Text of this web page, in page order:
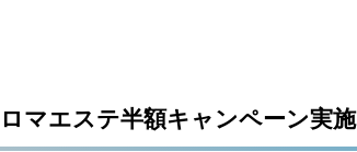
マエステ半額キャンペーン実施